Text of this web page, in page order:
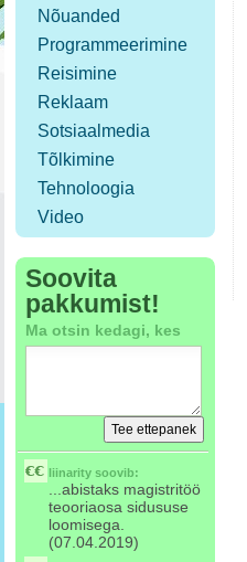
Nõuanded
Programmeerimine
Reisimine
Reklaam
Sotsiaalmedia
Tõlkimine
Tehnoloogia
Video
Soovita
pakkumist!
Ma otsin kedagi, kes
liinarity soovib:
...abistaks magistritöö
teooriaosa sidususe
loomisega.
(07.04.2019)